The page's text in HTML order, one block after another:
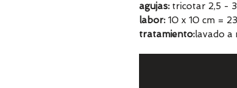
agujas: tricotar 2,5 -
labor: 10 x 10 cm =
tratamiento:lavado a